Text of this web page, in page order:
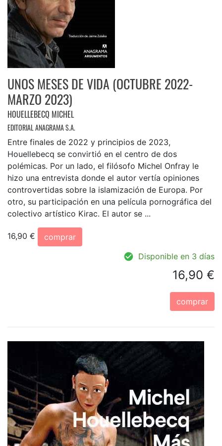
UNOS MESES DE VIDA (OCTUBRE 2022-
MARZO 2023)
HOUELLEBECQ MICHEL
EDITORIAL ANAGRAMA S.A.
Entre finales de 2022 y principios de 2023,
Houellebecq se convirtió en el centro de dos
polémicas. Por un lado, el filósofo Michel Onfray le
hizo una entrevista donde el autor vertía opiniones
controvertidas sobre la islamización de Europa. Por
otro, su participación en una película pornográfica del
colectivo artístico Kirac. El autor se ...
16,90 €
comprar
Disponible en 3 días
16,90 €
comprar